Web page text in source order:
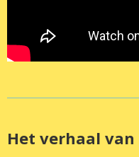
Het verhaal van